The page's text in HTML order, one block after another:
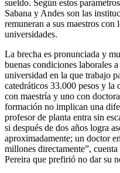
sueldo. Según estos
Sabana y Andes son las
remuneran a sus maestros con
universidades.
La brecha es pronunciada y
buenas condiciones laborales
universidad en la que trabajo
catedráticos 33.000 pesos y la
con maestría y uno con
formación no implican una
profesor de planta entra sin
si después de dos años logra
aproximadamente; un doctor
millones directamente”,
Pereira que prefirió no dar su